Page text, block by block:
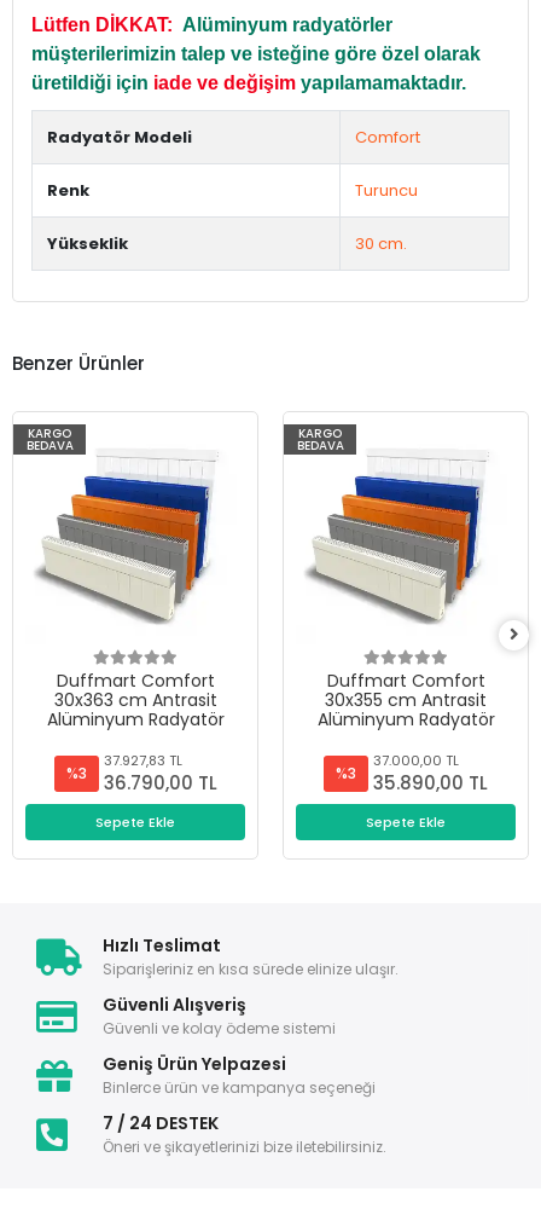
Lütfen DİKKAT: Alüminyum radyatörler
müşterilerimizin talep ve isteğine göre özel olarak
üretildiği için iade ve değişim yapılamamaktadır.
Radyatör Modeli Comfort
Renk Turuncu
Yükseklik 30 cm.
Benzer Ürünler
KARGO
BEDAVA
Duffmart Comfort
30x363 cm Antrasit
Alüminyum Radyatör
%3
37.927,83 TL
36.790,00 TL
Sepete Ekle
KARGO
BEDAVA
Duffmart Comfort
30x355 cm Antrasit
Alüminyum Radyatör
%3
37.000,00 TL
35.890,00 TL
Sepete Ekle
Hızlı Teslimat
Siparişleriniz en kısa sürede elinize ulaşır.
Güvenli Alışveriş
Güvenli ve kolay ödeme sistemi
Geniş Ürün Yelpazesi
Binlerce ürün ve kampanya seçeneği
7 / 24 DESTEK
Öneri ve şikayetlerinizi bize iletebilirsiniz.